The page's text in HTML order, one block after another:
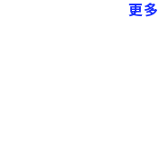
更多